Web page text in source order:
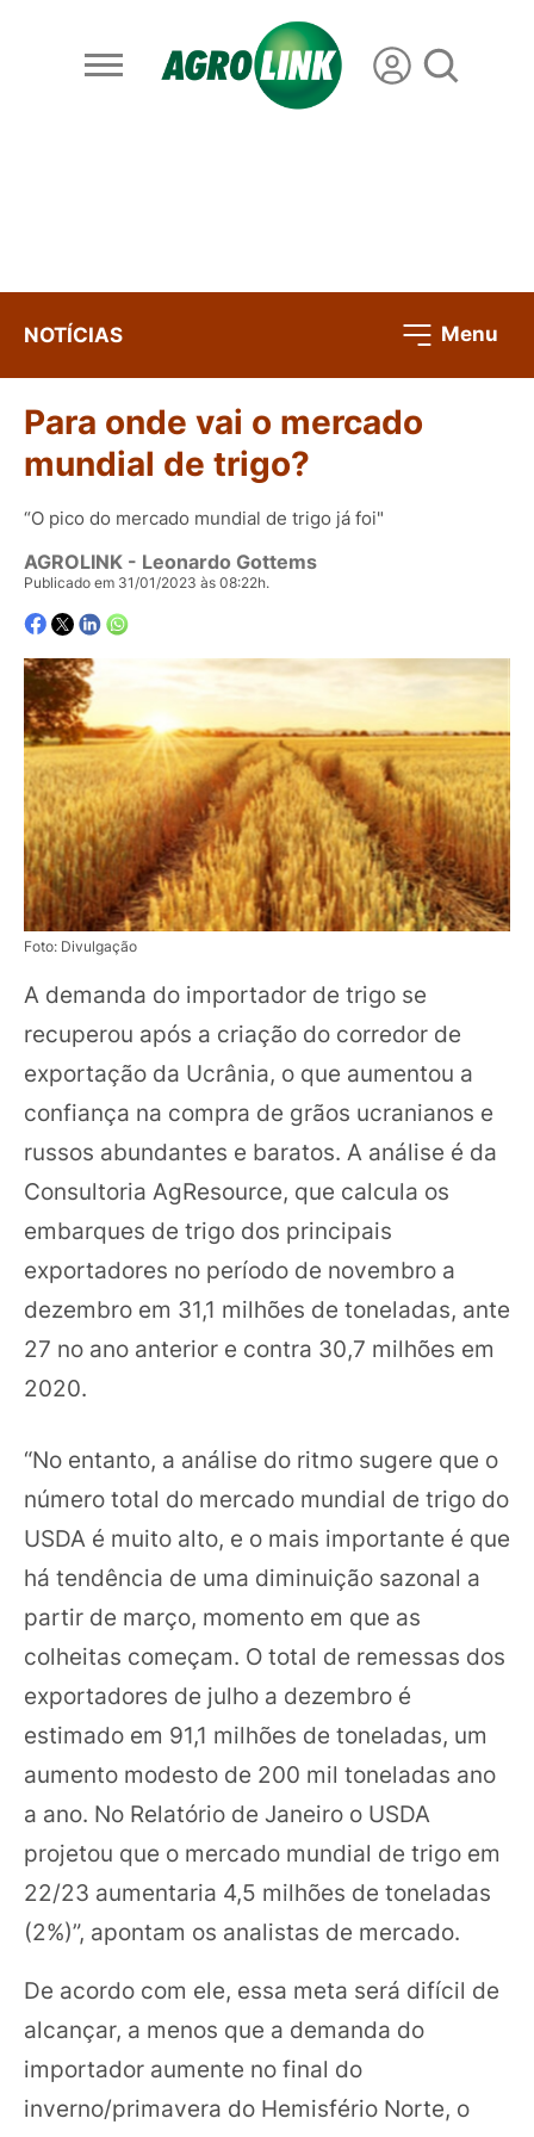
NOTÍCIAS Menu
Para onde vai o mercado
mundial de trigo?
“O pico do mercado mundial de trigo já foi"
AGROLINK - Leonardo Gottems
Publicado em 31/01/2023 às 08:22h.
Foto: Divulgação
A demanda do importador de trigo se
recuperou após a criação do corredor de
exportação da Ucrânia, o que aumentou a
confiança na compra de grãos ucranianos e
russos abundantes e baratos. A análise é da
Consultoria AgResource, que calcula os
embarques de trigo dos principais
exportadores no período de novembro a
dezembro em 31,1 milhões de toneladas, ante
27 no ano anterior e contra 30,7 milhões em
2020.
“No entanto, a análise do ritmo sugere que o
número total do mercado mundial de trigo do
USDA é muito alto, e o mais importante é que
há tendência de uma diminuição sazonal a
partir de março, momento em que as
colheitas começam. O total de remessas dos
exportadores de julho a dezembro é
estimado em 91,1 milhões de toneladas, um
aumento modesto de 200 mil toneladas ano
a ano. No Relatório de Janeiro o USDA
projetou que o mercado mundial de trigo em
22/23 aumentaria 4,5 milhões de toneladas
(2%)”, apontam os analistas de mercado.
De acordo com ele, essa meta será difícil de
alcançar, a menos que a demanda do
importador aumente no final do
inverno/primavera do Hemisfério Norte, o